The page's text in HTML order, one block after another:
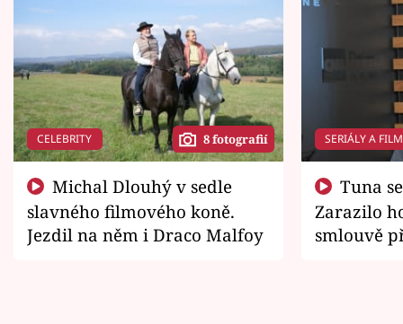
CELEBRITY 8 fotografií
slavného filmového koně.
Jezdil na něm i Draco Malfoy
SERIÁLY A
Zarazilo
smlouvě